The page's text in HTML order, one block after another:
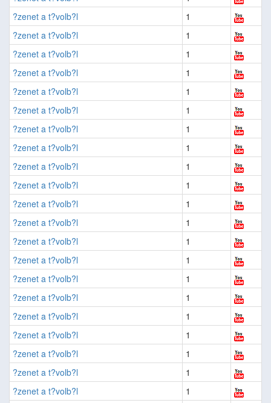
?zenet a t?volb?l
1
?zenet a t?volb?l
1
?zenet a t?volb?l
1
?zenet a t?volb?l
1
?zenet a t?volb?l
1
?zenet a t?volb?l
1
?zenet a t?volb?l
1
?zenet a t?volb?l
1
?zenet a t?volb?l
1
?zenet a t?volb?l
1
?zenet a t?volb?l
1
?zenet a t?volb?l
1
?zenet a t?volb?l
1
?zenet a t?volb?l
1
?zenet a t?volb?l
1
?zenet a t?volb?l
1
?zenet a t?volb?l
1
?zenet a t?volb?l
1
?zenet a t?volb?l
1
?zenet a t?volb?l
1
?zenet a t?volb?l
1